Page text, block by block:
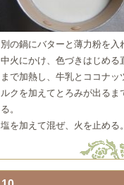
別の鍋にバターと薄力粉を入
中火にかけ、色づきはじめる
まで加熱し、牛乳とココナッ
ルクを加えてとろみが出るま
る。
塩を加えて混ぜ、火を止める。